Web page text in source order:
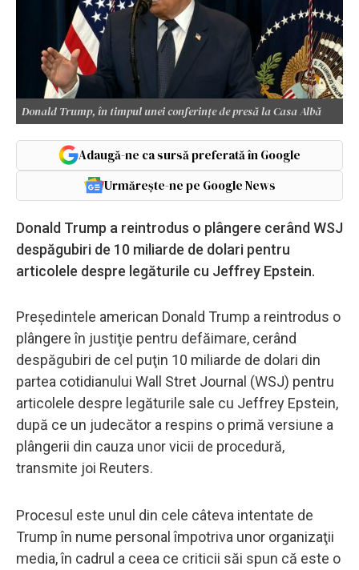
Donald Trump, în timpul unei conferințe de presă la Casa Albă
Adaugă-ne ca sursă preferată în Google
Urmărește-ne pe Google News
Donald Trump a reintrodus o plângere cerând WSJ
despăgubiri de 10 miliarde de dolari pentru
articolele despre legăturile cu Jeffrey Epstein.
Preşedintele american Donald Trump a reintrodus o
plângere în justiţie pentru defăimare, cerând
despăgubiri de cel puţin 10 miliarde de dolari din
partea cotidianului Wall Stret Journal (WSJ) pentru
articolele despre legăturile sale cu Jeffrey Epstein,
după ce un judecător a respins o primă versiune a
plângerii din cauza unor vicii de procedură,
transmite joi Reuters.
Procesul este unul din cele câteva intentate de
Trump în nume personal împotriva unor organizaţii
media, în cadrul a ceea ce criticii săi spun că este o